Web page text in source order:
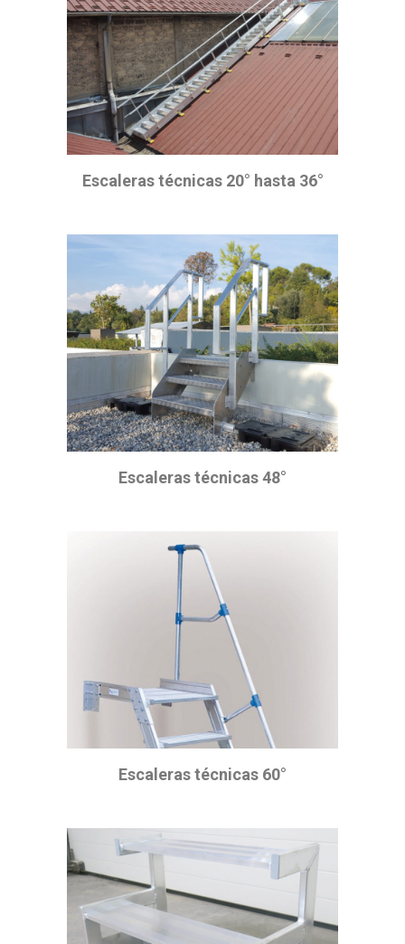
Escaleras técnicas 20° hasta 36°
Escaleras técnicas 48°
Escaleras técnicas 60°